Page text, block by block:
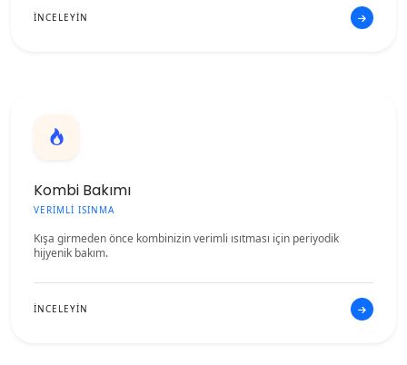
İNCELEYİN
Kombi Bakımı
VERİMLİ ISINMA
Kışa girmeden önce kombinizin verimli ısıtması için periyodik
hijyenik bakım.
İNCELEYİN